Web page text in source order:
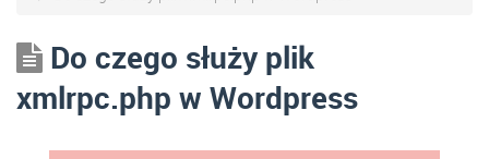
Do czego służy plik
xmlrpc.php w Wordpress